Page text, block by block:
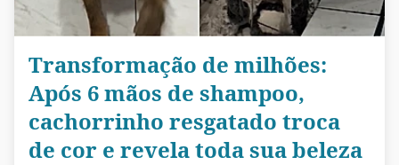
Transformação de milhões:
Após 6 mãos de shampoo,
cachorrinho resgatado troca
de cor e revela toda sua beleza